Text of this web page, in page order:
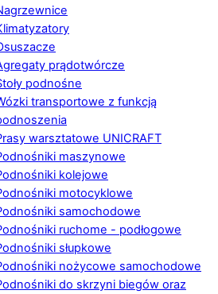
prądotwórcze
podnośne
transportowe z funkcją
warsztatowe UNICRAFT
maszynowe
kolejowe
motocyklowe
samochodowe
ruchome - podłogowe
słupkowe
nożycowe samochodowe
do skrzyni biegów oraz